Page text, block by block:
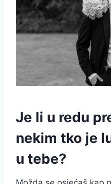
Je li u redu
nekim tko je
u tebe?